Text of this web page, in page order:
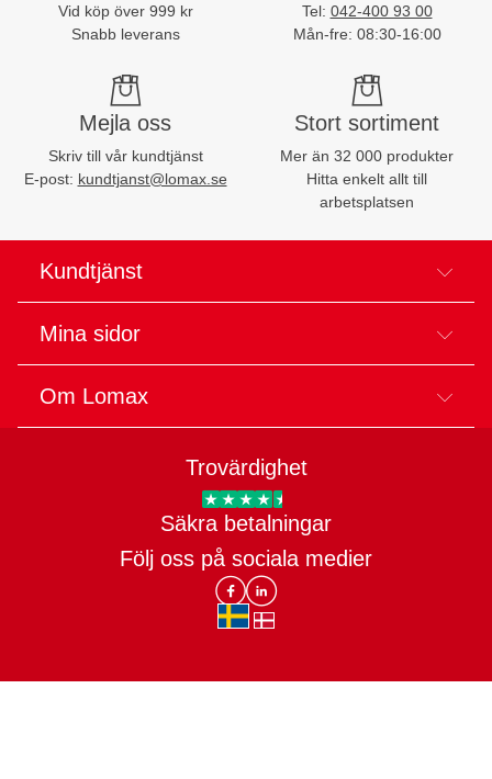
Vid köp över 999 kr
Snabb leverans
Tel: 042-400 93 00
Mån-fre: 08:30-16:00
Mejla oss
Skriv till vår kundtjänst
E-post: kundtjanst@lomax.se
Stort sortiment
Mer än 32 000 produkter
Hitta enkelt allt till
arbetsplatsen
Kundtjänst
Mina sidor
Om Lomax
Trovärdighet
Säkra betalningar
Följ oss på sociala medier
Lomax DK Facebook
Lomax SE LinkIn
sv-SEda-DK